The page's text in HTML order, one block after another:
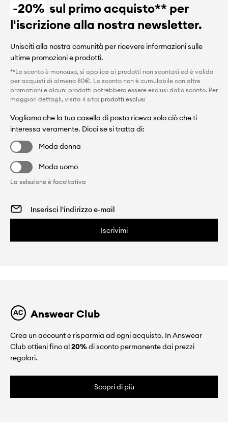
-20% sul primo acquisto** per
l'iscrizione alla nostra newsletter.
Unisciti alla nostra comunità per ricevere informazioni sulle
ultime promozioni e prodotti.
**Lo sconto è monouso, si applica ai prodotti non scontati ed è valido
per acquisti di almeno 80€. Lo sconto non è cumulabile con altre
promozioni e alcuni prodotti potrebbero essere esclusi dallo sconto. Per
maggiori dettagli, visita il sito: prodotti esclusi
Vogliamo che la tua casella di posta riceva solo ciò che ti
interessa veramente. Dicci se si tratta di:
Moda donna
Moda uomo
La selezione è facoltativa
Iscrivimi
Answear Club
Crea un account e risparmia ad ogni acquisto. In Answear
Club ottieni fino al20%di sconto permanente dai prezzi
regolari.
Scopri di più